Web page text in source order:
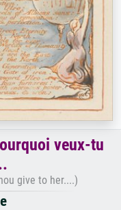
veux-tu
give to her....)